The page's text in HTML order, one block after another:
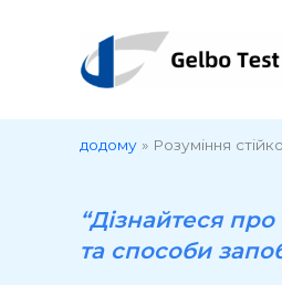
додому » Розуміння
“Дізнайтеся
та способи